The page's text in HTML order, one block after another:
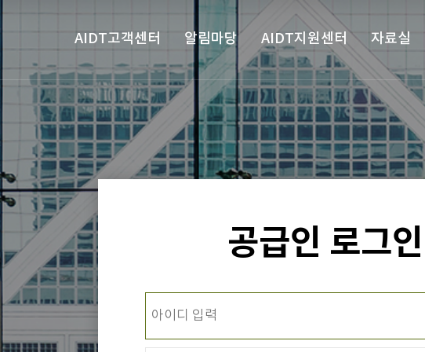
AIDT고객센터 알림마당 AIDT지원센터 자료실
공급인 로그인